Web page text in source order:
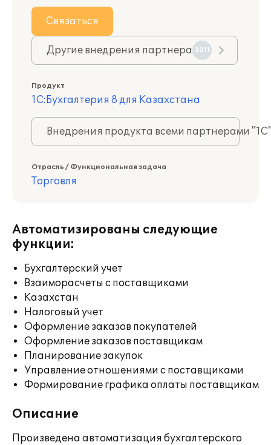
Связаться
Другие внедрения партнера 3211
Продукт
1С:Бухгалтерия 8 для Казахстана
Внедрения продукта всеми партнерами
Отрасль / Функциональная задача
Торговля
Автоматизированы следующие
функции:
Бухгалтерский учет
Взаиморасчеты с поставщиками
Казахстан
Налоговый учет
Оформление заказов покупателей
Оформление заказов поставщикам
Планирование закупок
Управление отношениями с поставщиками
Формирование графика оплаты поставщикам
Описание
Произведена автоматизация бухгалтерского